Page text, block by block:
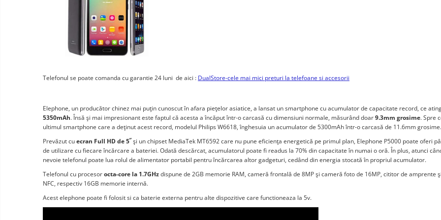
Okos autó tükrök kamerával
Vezeték nélküli térfigyelő
Mini videokamera
Térfigyelő kamera tartozékok
Vezetékes fejhallgató
Vezeték nélküli fejhallgató
Okosórák és fitnesz karkötők
Fitness karkötők
Tartozékok okosóra
Elektromos
robogók
és
tartozékok
Elektromos robogók
tartozékok
Elektromos
bicikli
Telefonul se poate comanda cu garantie 24 luni de aici : DualStore-cele mai mici preturi la telefoane si accesorii
Elephone, un producător chinez mai puţin cunoscut în afara pieţelor asiatice, a lansat un smartphone cu acumulator de capacitate record, ce
5350mAh. Însă şi mai impresionant este faptul că acesta a încăput într-o carcasă cu dimensiuni normale, măsurând doar9.3mm grosime. Spre
ultimul smartphone care a deţinut acest record, modelul Philips W6618, înghesuia un acumulator de 5300mAh într-o carcasă de 11.6mm grosime.
Prevăzut cuecran Full HD de 5˝şi un chipset MediaTek MT6592 care nu pune eficienţa energetică pe primul plan, Elephone P5000 poate oferi
de utilizare cu fiecare încărcare a bateriei. Odată descărcat, acumulatorul poate fi readus la 70% din capacitate în numai o oră. În plus, atunci
nevoie telefonul poate lua rolul de alimentator portabil pentru încărcarea altor gadgeturi, cedând din energia stocată în propriul acumulator.
Telefonul cu procesorocta-core la 1.7GHzdispune de 2GB memorie RAM, cameră frontală de 8MP şi cameră foto de 16MP, cititor de amprente
NFC, respectiv 16GB memorie internă.
Acest elephone poate fi folosit si ca baterie externa pentru alte dispozitive care functioneaza la 5v.